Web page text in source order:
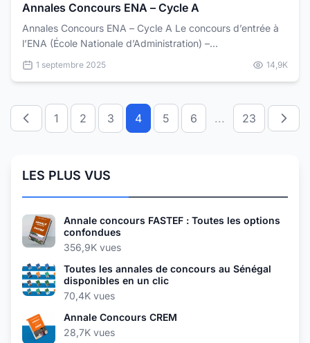
Annales Concours ENA – Cycle A
Annales Concours ENA – Cycle A Le concours d’entrée à
l’ENA (École Nationale d’Administration) –...
1 septembre 2025 14,9K
1 2 3 4 5 6 ... 23
LES PLUS VUS
Annale concours FASTEF : Toutes les options
confondues
356,9K vues
Toutes les annales de concours au Sénégal
disponibles en un clic
70,4K vues
Annale Concours CREM
28,7K vues